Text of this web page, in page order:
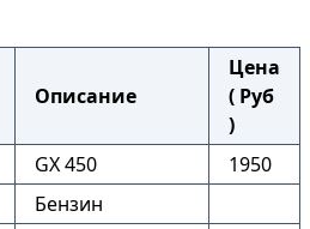
Описание
Цена
( Руб
)
GX 450
1950
Бензин